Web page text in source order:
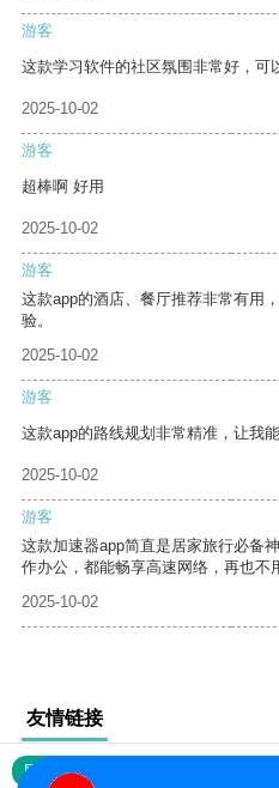
游客
这款学习软件的社区氛围非常好，可
2025-10-02
游客
超棒啊 好用
2025-10-02
游客
这款app的酒店、餐厅推荐非常有用
验。
2025-10-02
游客
这款app的路线规划非常精准，让我
2025-10-02
游客
这款加速器app简直是居家旅行必备
作办公，都能畅享高速网络，再也不
2025-10-02
友情链接
网站地图